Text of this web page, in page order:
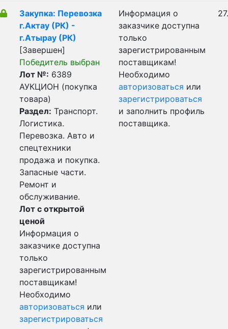
Закупка: Перевозка
г.Актау (РК) -
г.Атырау (РК)
[Завершен]
Победитель выбран
Лот №: 6389
АУКЦИОН (покупка
товара)
Раздел: Транспорт.
Логистика.
Перевозка. Авто и
спецтехники
продажа и покупка.
Запасные части.
Ремонт и
обслуживание.
Лот с открытой
ценой
Информация о
заказчике доступна
только
зарегистрированным
поставщикам!
Необходимо
авторизоваться или
зарегистрироваться
Информация о
заказчике доступна
только
зарегистрированным
поставщикам!
Необходимо
авторизоваться или
зарегистрироваться
и заполнить профиль
поставщика.